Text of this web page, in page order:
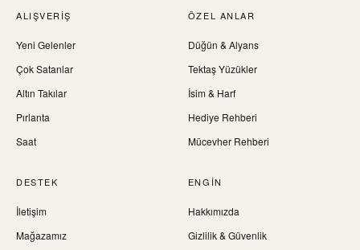
ALIŞVERIŞ
Yeni Gelenler
Çok Satanlar
Altın Takılar
Pırlanta
Saat
ÖZEL ANLAR
Düğün & Alyans
Tektaş Yüzükler
İsim & Harf
Hediye Rehberi
Mücevher Rehberi
DESTEK
İletişim
Mağazamız
ENGIN
Hakkımızda
Gizlilik & Güvenlik